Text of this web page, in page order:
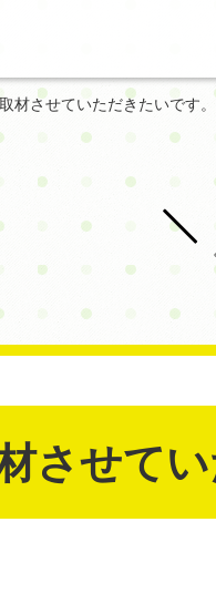
取材させていただきたいです。
させてい